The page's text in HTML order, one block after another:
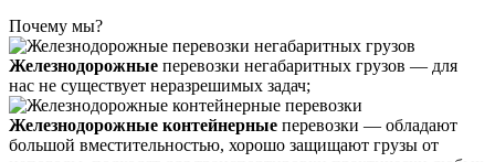
Почему мы?
Железнодорожные перевозки негабаритных грузов — для
нас не существует неразрешимых задач;
Железнодорожные контейнерные перевозки — обладают
большой вместительностью, хорошо защищают грузы от